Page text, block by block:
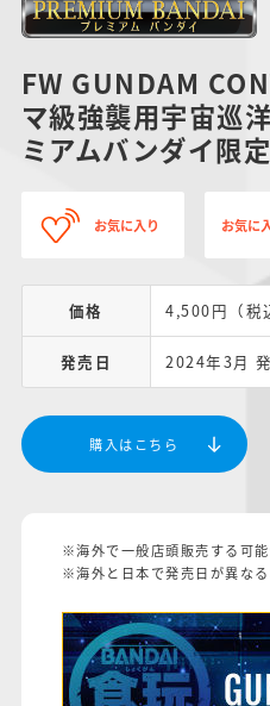
FW GUNDAM
マ級強襲用宇宙巡
ミアムバンダイ限定
お気に入り お気に
価格 4,500円（税
発売日 2024年3月
購入はこちら
※海外で一般店頭販売する可能
※海外と日本で発売日が異なる